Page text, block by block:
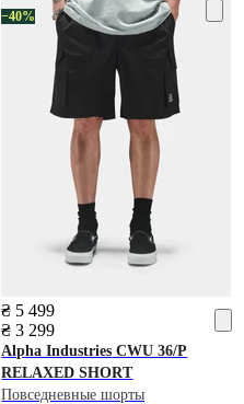
−40%
₴ 5 499
₴ 3 299
Alpha Industries CWU 36/P
RELAXED SHORT
Повседневные шорты